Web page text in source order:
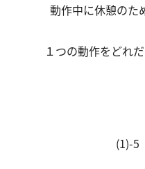
動作中に休憩のた
１つの動作をどれ
(1)-5